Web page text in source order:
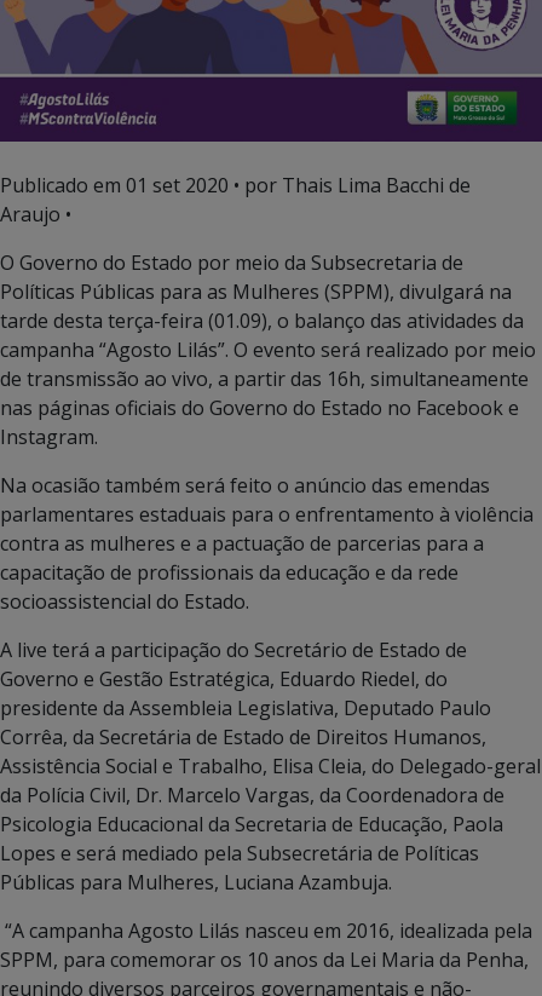
Publicado em 01 set 2020 • por Thais Lima Bacchi de
Araujo •
O Governo do Estado por meio da Subsecretaria de
Políticas Públicas para as Mulheres (SPPM), divulgará na
tarde desta terça-feira (01.09), o balanço das atividades da
campanha “Agosto Lilás”. O evento será realizado por meio
de transmissão ao vivo, a partir das 16h, simultaneamente
nas páginas oficiais do Governo do Estado no Facebook e
Instagram.
Na ocasião também será feito o anúncio das emendas
parlamentares estaduais para o enfrentamento à violência
contra as mulheres e a pactuação de parcerias para a
capacitação de profissionais da educação e da rede
socioassistencial do Estado.
A live terá a participação do Secretário de Estado de
Governo e Gestão Estratégica, Eduardo Riedel, do
presidente da Assembleia Legislativa, Deputado Paulo
Corrêa, da Secretária de Estado de Direitos Humanos,
Assistência Social e Trabalho, Elisa Cleia, do Delegado-geral
da Polícia Civil, Dr. Marcelo Vargas, da Coordenadora de
Psicologia Educacional da Secretaria de Educação, Paola
Lopes e será mediado pela Subsecretária de Políticas
Públicas para Mulheres, Luciana Azambuja.
“A campanha Agosto Lilás nasceu em 2016, idealizada pela
SPPM, para comemorar os 10 anos da Lei Maria da Penha,
reunindo diversos parceiros governamentais e não-